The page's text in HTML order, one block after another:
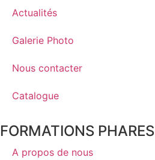
Actualités
Galerie Photo
Nous contacter
Catalogue
FORMATIONS PHARES
A propos de nous